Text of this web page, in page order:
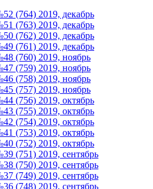
(764) 2019, декабрь
(763) 2019, декабрь
(762) 2019, декабрь
(761) 2019, декабрь
(760) 2019, ноябрь
(759) 2019, ноябрь
(758) 2019, ноябрь
(757) 2019, ноябрь
(756) 2019, октябрь
(755) 2019, октябрь
(754) 2019, октябрь
(753) 2019, октябрь
(752) 2019, октябрь
(751) 2019, сентябрь
(750) 2019, сентябрь
(749) 2019, сентябрь
(748) 2019, сентябрь